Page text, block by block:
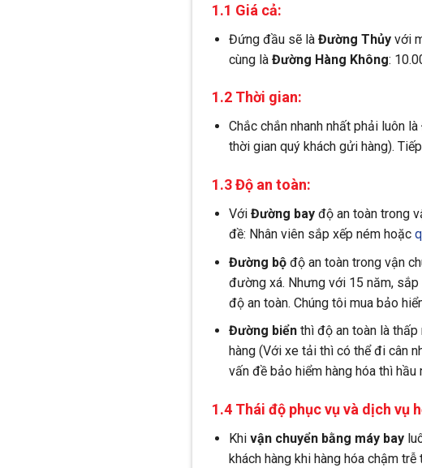
1.1 Giá cả:
Đứng đầu sẽ là Đường Thủyvới
cùng là Đường Hàng Không:
1.2 Thời gian:
Chắc chắn nhanh nhất phải luôn là
thời gian quý khách gửi hàng).
1.3 Độ an toàn:
Với Đường bayđộ an toàn trong
đề: Nhân viên sắp xếp ném hoặc
Đường bộđộ an toàn trong vận
đường xá. Nhưng với 15 năm,
độ an toàn. Chúng tôi mua bảo
Đường biểnthì độ an toàn là thấp
hàng (Với xe tải thì có thể đi cân
vấn đề bảo hiểm hàng hóa thì hầu
1.4 Thái độ phục vụ và dịch vụ
Khivận chuyển bằng máy bay
khách hàng khi hàng hóa chậm